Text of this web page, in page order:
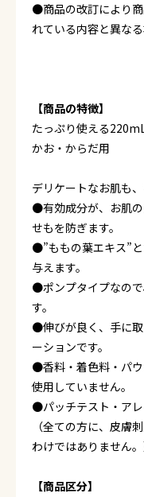
●商品の改訂により
れている内容と異なる
【商品の特徴】
たっぷり使える
かお・からだ用
デリケートなお肌も
●有効成分が、お肌
せもを防ぎます。
●”ももの葉エキス”
与えます。
●ポンプタイプなの
す。
●伸びが良く、手に
ーションです。
●香料・着色料・パ
使用していません。
●パッチテスト・アレ
（全ての方に、皮膚
わけではありません。
【商品区分】